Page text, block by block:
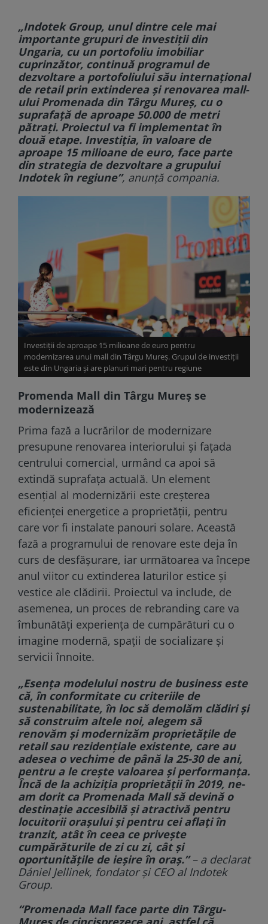
„Indotek Group, unul dintre cele mai
importante grupuri de investiţii din
Ungaria, cu un portofoliu imobiliar
cuprinzător, continuă programul de
dezvoltare a portofoliului său internaţional
de retail prin extinderea şi renovarea mall-
ului Promenada din Târgu Mureş, cu o
suprafaţă de aproape 50.000 de metri
pătraţi. Proiectul va fi implementat în
două etape. Investiţia, în valoare de
aproape 15 milioane de euro, face parte
din strategia de dezvoltare a grupului
Indotek în regiune”, anunţă compania.
Investiții de aproape 15 milioane de euro pentru
modernizarea unui mall din Târgu Mureș. Grupul de investiții
este din Ungaria și are planuri mari pentru regiune
Promenda Mall din Târgu Mureș se
modernizează
Prima fază a lucrărilor de modernizare
presupune renovarea interiorului și fațada
centrului comercial, urmând ca apoi să
extindă suprafața actuală. Un element
esențial al modernizării este creșterea
eficienței energetice a proprietății, pentru
care vor fi instalate panouri solare. Această
fază a programului de renovare este deja în
curs de desfășurare, iar următoarea va începe
anul viitor cu extinderea laturilor estice și
vestice ale clădirii. Proiectul va include, de
asemenea, un proces de rebranding care va
îmbunătăți experiența de cumpărături cu o
imagine modernă, spații de socializare și
servicii înnoite.
„Esența modelului nostru de business este
că, în conformitate cu criteriile de
sustenabilitate, în loc să demolăm clădiri și
să construim altele noi, alegem să
renovăm și modernizăm proprietățile de
retail sau rezidențiale existente, care au
adesea o vechime de până la 25-30 de ani,
pentru a le crește valoarea și performanța.
Încă de la achiziția proprietății în 2019, ne-
am dorit ca Promenada Mall să devină o
destinație accesibilă și atractivă pentru
locuitorii orașului și pentru cei aflați în
tranzit, atât în ceea ce privește
cumpărăturile de zi cu zi, cât și
oportunitățile de ieșire în oraș.”– a declarat
Dániel Jellinek, fondator și CEO al Indotek
Group.
“Promenada Mall face parte din Târgu-